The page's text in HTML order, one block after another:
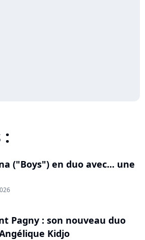
:
("Boys") en duo avec... une
Pagny : son nouveau duo
Kidjo